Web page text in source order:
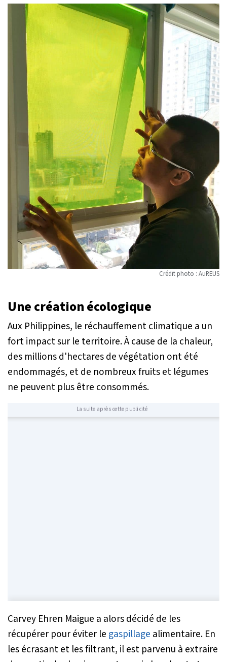
Crédit photo : AuREUS
Une création écologique
Aux Philippines, le réchauffement climatique a un
fort impact sur le territoire. À cause de la chaleur,
des millions d'hectares de végétation ont été
endommagés, et de nombreux fruits et légumes
ne peuvent plus être consommés.
La suite après cette publicité
Carvey Ehren Maigue a alors décidé de les
récupérer pour éviter le gaspillage alimentaire. En
les écrasant et les filtrant, il est parvenu à extraire